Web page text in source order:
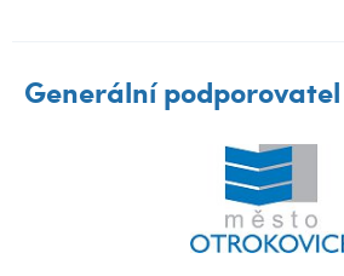
Generální podporovatel